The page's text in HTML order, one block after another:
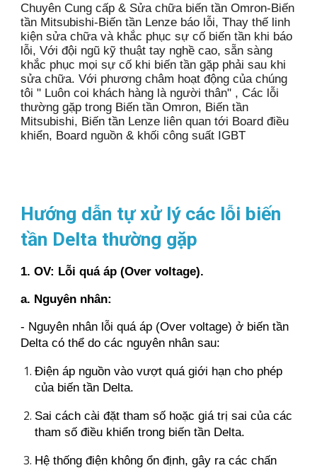
Chuyên Cung cấp & Sửa chữa biến tần Omron-Biến
tần Mitsubishi-Biến tần Lenze báo lỗi, Thay thế linh
kiện sửa chữa và khắc phục sự cố biến tần khi báo
lỗi, Với đội ngũ kỹ thuật tay nghề cao, sẵn sàng
khắc phục mọi sự cố khi biến tần gặp phải sau khi
sửa chữa. Với phương châm hoạt động của chúng
tôi " Luôn coi khách hàng là người thân" , Các lỗi
thường gặp trong Biến tần Omron, Biến tần
Mitsubishi, Biến tần Lenze liên quan tới Board điều
khiển, Board nguồn & khối công suất IGBT
Hướng dẫn tự xử lý các lỗi biến
tần Delta thường gặp
1. OV: Lỗi quá áp (Over voltage).
a. Nguyên nhân:
- Nguyên nhân lỗi quá áp (Over voltage) ở biến tần
Delta có thể do các nguyên nhân sau:
Điện áp nguồn vào vượt quá giới hạn cho phép
của biến tần Delta.
Sai cách cài đặt tham số hoặc giá trị sai của các
tham số điều khiển trong biến tần Delta.
Hệ thống điện không ổn định, gây ra các chấn